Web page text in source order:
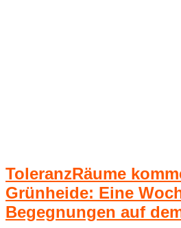
ToleranzRäume
Grünheide: Eine
Begegnungen auf